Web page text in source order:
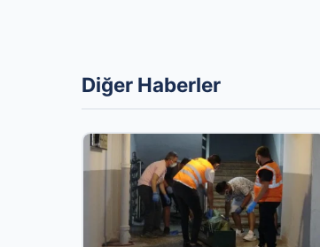
Diğer Haberler